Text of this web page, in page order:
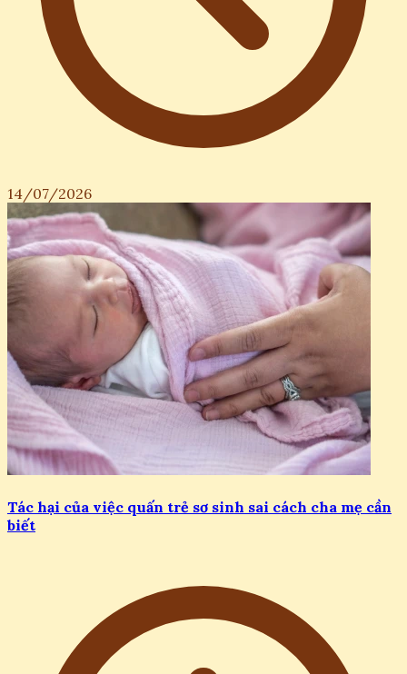
14/07/2026
Tác hại của việc quấn trẻ sơ sinh sai cách cha mẹ cần
biết